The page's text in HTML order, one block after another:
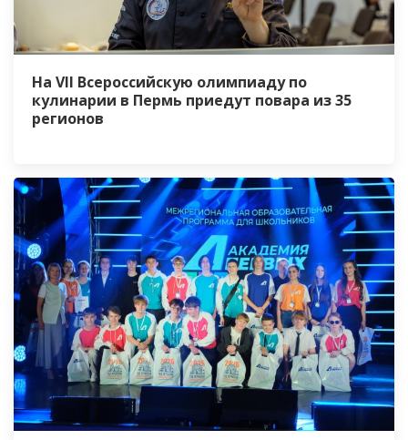
На VII Всероссийскую олимпиаду по
кулинарии в Пермь приедут повара из 35
регионов